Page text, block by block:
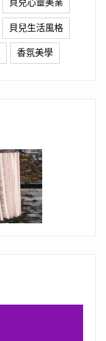
貝兒生活風格
香氛美學